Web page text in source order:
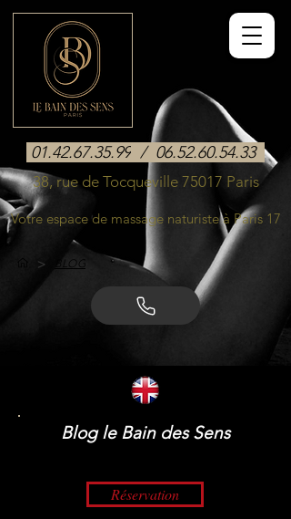
01.42.67.35.99 / 06.52.60.54.33
> BLOG
38, rue de Tocqueville 75017 Paris
Votre espace de massage naturiste à Paris 17
​Blog le Bain des Sens
Réservation